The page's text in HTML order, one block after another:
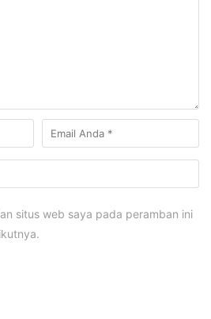
situs web saya pada peramban ini